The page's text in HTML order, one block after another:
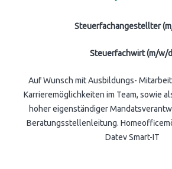
Steuerfachangestellter
Steuerfachwirt (m/w/
Auf Wunsch mit Ausbildungs-
Karrieremöglichkeiten im Team, sowie
hoher eigenständiger
Beratungsstellenleitung.
Datev Smart-IT